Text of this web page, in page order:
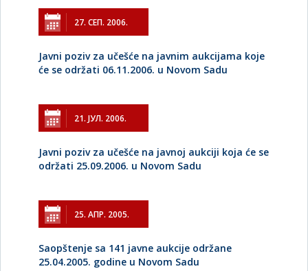
27. СЕП. 2006.
Javni poziv za učešće na javnim aukcijama koje
će se održati 06.11.2006. u Novom Sadu
21. ЈУЛ. 2006.
Javni poziv za učešće na javnoj aukciji koja će se
održati 25.09.2006. u Novom Sadu
25. АПР. 2005.
Saopštenje sa 141 javne aukcije održane
25.04.2005. godine u Novom Sadu